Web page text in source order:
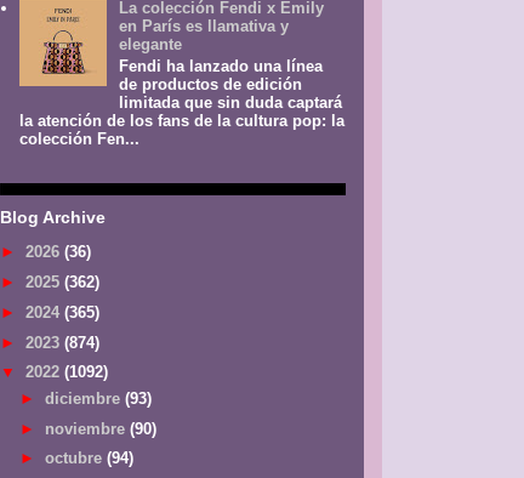
La colección Fendi x Emily
en París es llamativa y
elegante
Fendi ha lanzado una línea
de productos de edición
limitada que sin duda captará
la atención de los fans de la cultura pop: la
colección Fen...
Blog Archive
► 2026 (36)
► 2025 (362)
► 2024 (365)
► 2023 (874)
▼ 2022 (1092)
► diciembre (93)
► noviembre (90)
► octubre (94)